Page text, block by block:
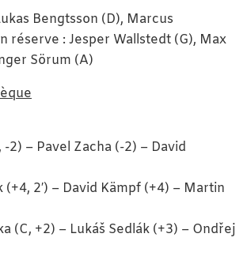
Bengtsson (D), Marcus
réserve : Jesper Wallstedt (G), Max
Sörum (A)
2) – Pavel Zacha (-2) – David
(+4, 2′) – David Kämpf (+4) – Martin
(C, +2) – Lukáš Sedlák (+3) – Ondřej